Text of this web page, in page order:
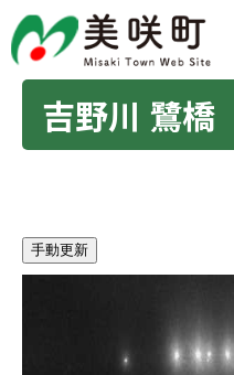
吉野川 鷺橋